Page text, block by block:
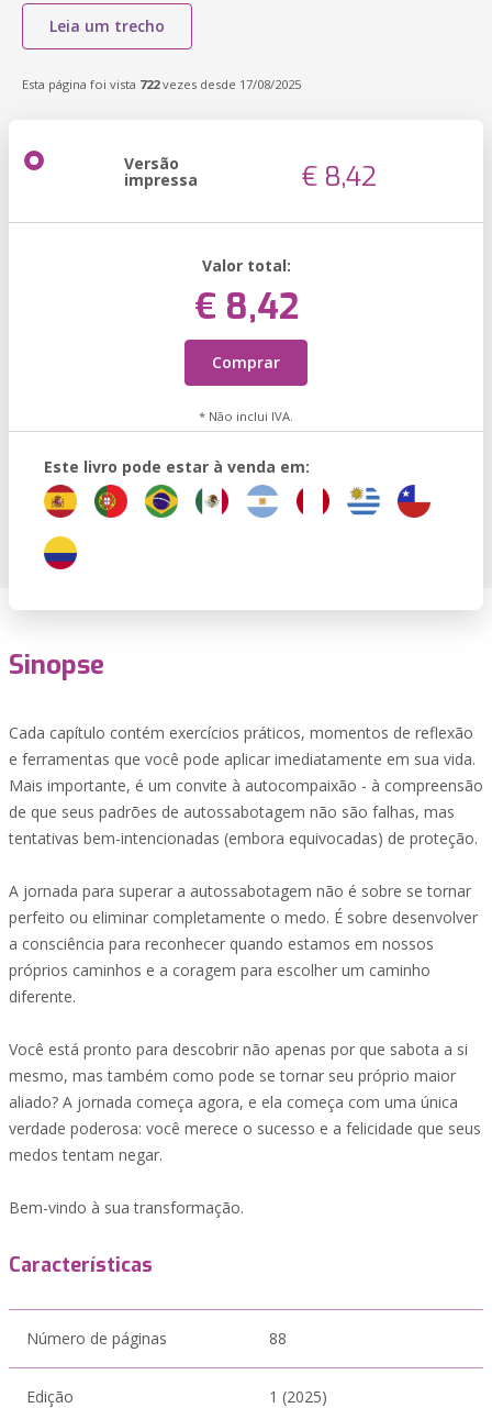
Leia um trecho
Esta página foi vista 722vezes desde 17/08/2025
Versão
impressa € 8,42
Valor total:
€ 8,42
Comprar
* Não inclui IVA.
Este livro pode estar à venda em:
Sinopse
Cada capítulo contém exercícios práticos, momentos de reflexão
e ferramentas que você pode aplicar imediatamente em sua vida.
Mais importante, é um convite à autocompaixão - à compreensão
de que seus padrões de autossabotagem não são falhas, mas
tentativas bem-intencionadas (embora equivocadas) de proteção.
A jornada para superar a autossabotagem não é sobre se tornar
perfeito ou eliminar completamente o medo. É sobre desenvolver
a consciência para reconhecer quando estamos em nossos
próprios caminhos e a coragem para escolher um caminho
diferente.
Você está pronto para descobrir não apenas por que sabota a si
mesmo, mas também como pode se tornar seu próprio maior
aliado? A jornada começa agora, e ela começa com uma única
verdade poderosa: você merece o sucesso e a felicidade que seus
medos tentam negar.
Bem-vindo à sua transformação.
Características
Número de páginas 88
Edição 1 (2025)